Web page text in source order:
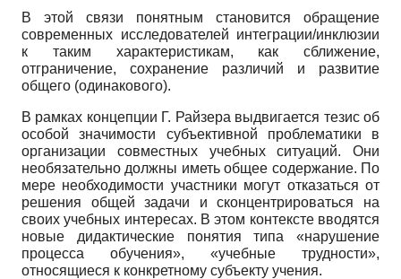
В этой связи понятным становится обращение
современных исследователей интеграции/инклюзии
к таким характеристикам, как сближение,
отграничение, сохранение различий и развитие
общего (одинакового).
В рамках концепции Г. Райзера выдвигается тезис об
особой значимости субъективной проблематики в
организации совместных учебных ситуаций. Они
необязательно должны иметь общее содержание. По
мере необходимости участники могут отказаться от
решения общей задачи и сконцентрироваться на
своих учебных интересах. В этом контексте вводятся
новые дидактические понятия типа «нарушение
процесса обучения», «учебные трудности»,
относящиеся к конкретному субъекту учения.